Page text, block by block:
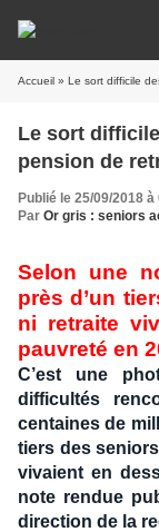
Accueil » Le sort difficile
Le sort
pension de
Publié le 25/09/2018 à
Par Or gris : seniors
Selon une
près d’un
ni retraite
pauvreté en
C’est une
difficultés
centaines de
tiers des
vivaient en
note rendue
direction de la